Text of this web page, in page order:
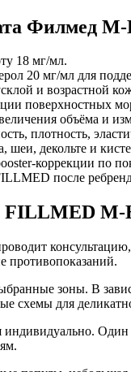
Филмед M-
18 мг/мл.
20 мг/мл для
и возрастной
поверхностных
объёма и
плотность,
шеи, декольте и
коррекции по
после
FILLMED M-
противопоказаний.
зоны. В
схемы для